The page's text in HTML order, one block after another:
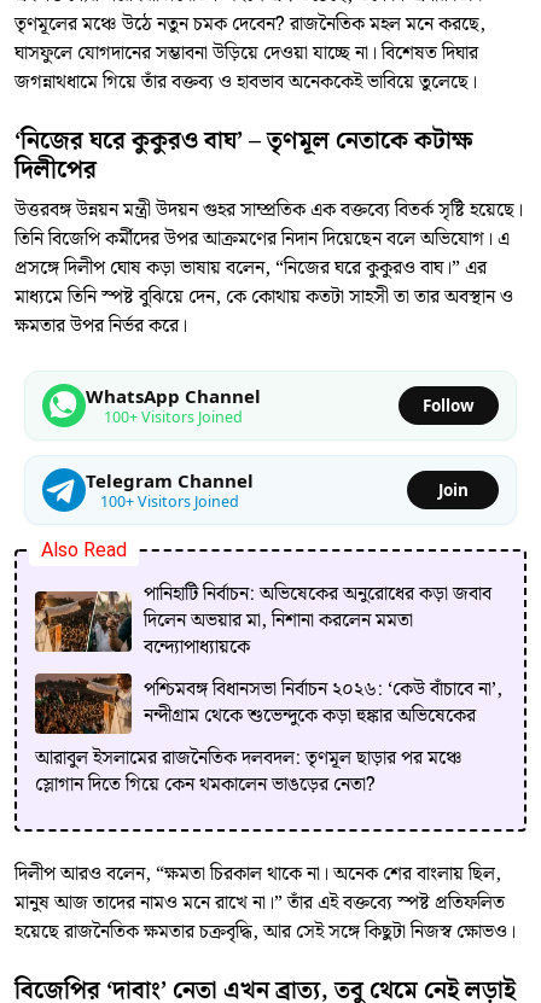
তৃণমূলের মঞ্চে উঠে নতুন চমক দেবেন? রাজনৈতিক মহল মনে করছে,
ঘাসফুলে যোগদানের সম্ভাবনা উড়িয়ে দেওয়া যাচ্ছে না। বিশেষত দিঘার
জগন্নাথধামে গিয়ে তাঁর বক্তব্য ও হাবভাব অনেককেই ভাবিয়ে তুলেছে।
‘নিজের ঘরে কুকুরও বাঘ’ – তৃণমূল নেতাকে কটাক্ষ
দিলীপের
উত্তরবঙ্গ উন্নয়ন মন্ত্রী উদয়ন গুহর সাম্প্রতিক এক বক্তব্যে বিতর্ক সৃষ্টি হয়েছে।
তিনি বিজেপি কর্মীদের উপর আক্রমণের নিদান দিয়েছেন বলে অভিযোগ। এ
প্রসঙ্গে দিলীপ ঘোষ কড়া ভাষায় বলেন, “নিজের ঘরে কুকুরও বাঘ।” এর
মাধ্যমে তিনি স্পষ্ট বুঝিয়ে দেন, কে কোথায় কতটা সাহসী তা তার অবস্থান ও
ক্ষমতার উপর নির্ভর করে।
WhatsApp Channel
100+ Visitors Joined
Follow
Telegram Channel
100+ Visitors Joined
Join
Also Read
পানিহাটি নির্বাচন: অভিষেকের অনুরোধের কড়া জবাব
দিলেন অভয়ার মা, নিশানা করলেন মমতা
বন্দ্যোপাধ্যায়কে
পশ্চিমবঙ্গ বিধানসভা নির্বাচন ২০২৬: ‘কেউ বাঁচাবে না’,
নন্দীগ্রাম থেকে শুভেন্দুকে কড়া হুঙ্কার অভিষেকের
আরাবুল ইসলামের রাজনৈতিক দলবদল: তৃণমূল ছাড়ার পর মঞ্চে
স্লোগান দিতে গিয়ে কেন থমকালেন ভাঙড়ের নেতা?
দিলীপ আরও বলেন, “ক্ষমতা চিরকাল থাকে না। অনেক শের বাংলায় ছিল,
মানুষ আজ তাদের নামও মনে রাখে না।” তাঁর এই বক্তব্যে স্পষ্ট প্রতিফলিত
হয়েছে রাজনৈতিক ক্ষমতার চক্রবৃদ্ধি, আর সেই সঙ্গে কিছুটা নিজস্ব ক্ষোভও।
বিজেপির ‘দাবাং’ নেতা এখন ব্রাত্য, তবু থেমে নেই লড়াই